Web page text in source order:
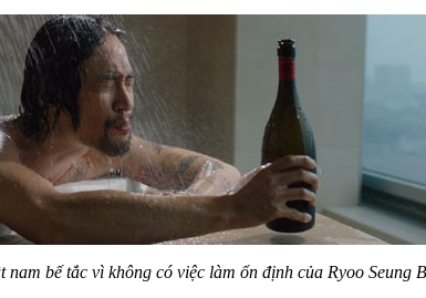
nam bế tắc vì không có việc làm ổn định của Ryoo Seung